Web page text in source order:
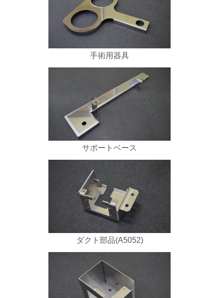
手術用器具
サポートベース
ダクト部品(A5052)